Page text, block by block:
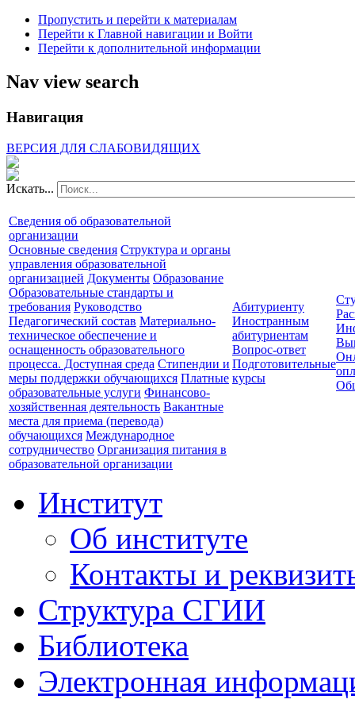
Пропустить и перейти к материалам
Перейти к Главной навигации и Войти
Перейти к дополнительной информации
Nav view search
Навигация
ВЕРСИЯ ДЛЯ СЛАБОВИДЯЩИХ
Искать...
Сведения об образовательной
организации
Основные сведения Структура и органы
управления образовательной
организацией Документы Образование
Образовательные стандарты и
требования Руководство
Педагогический состав Материально-
техническое обеспечение и
оснащенность образовательного
процесса. Доступная среда Стипендии и
меры поддержки обучающихся Платные
образовательные услуги Финансово-
хозяйственная деятельность Вакантные
места для приема (перевода)
обучающихся Международное
сотрудничество Организация питания в
образовательной организации
Абитуриенту
Иностранным
абитуриентам
Вопрос-ответ
Подготовительные
курсы
Институт
Об институте
Контакты и
Структура СГИИ
Библиотека
Электронная